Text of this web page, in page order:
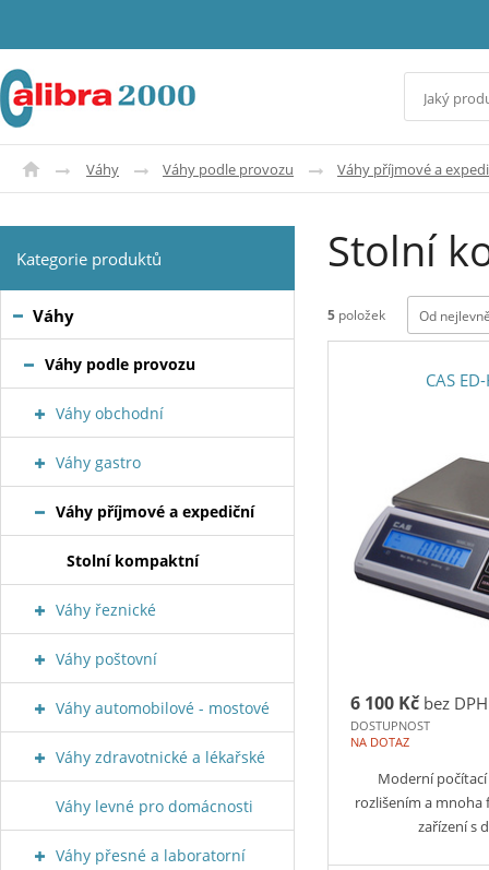
Váhy Váhy podle provozu Váhy příjmové a
Stolní
5 položek Od
CAS
6 100 Kč bez DPH
DOSTUPNOST
NA DOTAZ
Moderní
rozlišením a mnoha
zařízení s
Kategorie produktů
Váhy
Váhy podle provozu
Váhy obchodní
Váhy gastro
Váhy příjmové a expediční
Stolní kompaktní
Váhy řeznické
Váhy poštovní
Váhy automobilové - mostové
Váhy zdravotnické a lékařské
Váhy levné pro domácnosti
Váhy přesné a laboratorní